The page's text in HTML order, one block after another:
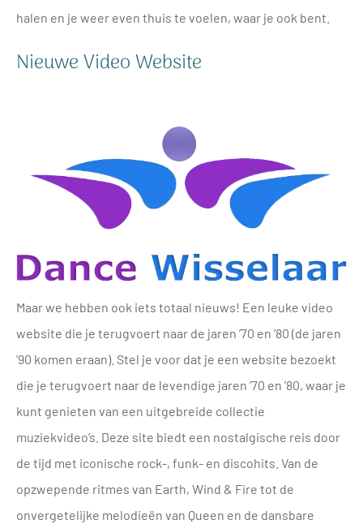
halen en je weer even thuis te voelen, waar je ook bent.
Nieuwe Video Website
Maar we hebben ook iets totaal nieuws! Een leuke video
website die je terugvoert naar de jaren ’70 en ’80 (de jaren
’90 komen eraan). Stel je voor dat je een website bezoekt
die je terugvoert naar de levendige jaren ’70 en ’80, waar je
kunt genieten van een uitgebreide collectie
muziekvideo’s. Deze site biedt een nostalgische reis door
de tijd met iconische rock-, funk- en discohits. Van de
opzwepende ritmes van Earth, Wind & Fire tot de
onvergetelijke melodieën van Queen en de dansbare